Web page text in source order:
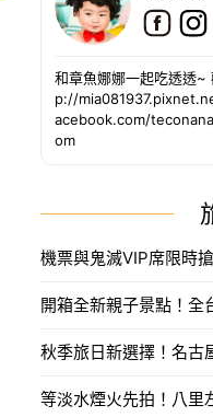
和章魚娜娜一起吃透透
p://
acebook.com/
om